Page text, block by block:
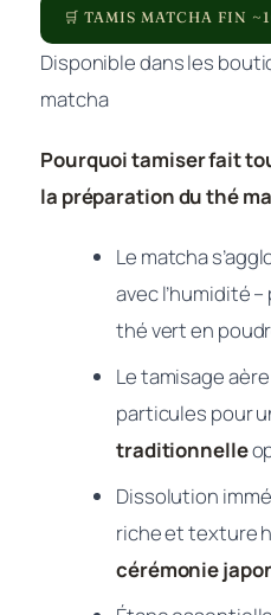
🛒 TAMIS MATCHA FIN
Disponible dans les
matcha
Pourquoi tamiser fait
la préparation du thé
Le matcha
avec l’humidité
thé vert en
Le tamisage
particules pour
traditionnelle
Dissolution
riche et texture
cérémonie